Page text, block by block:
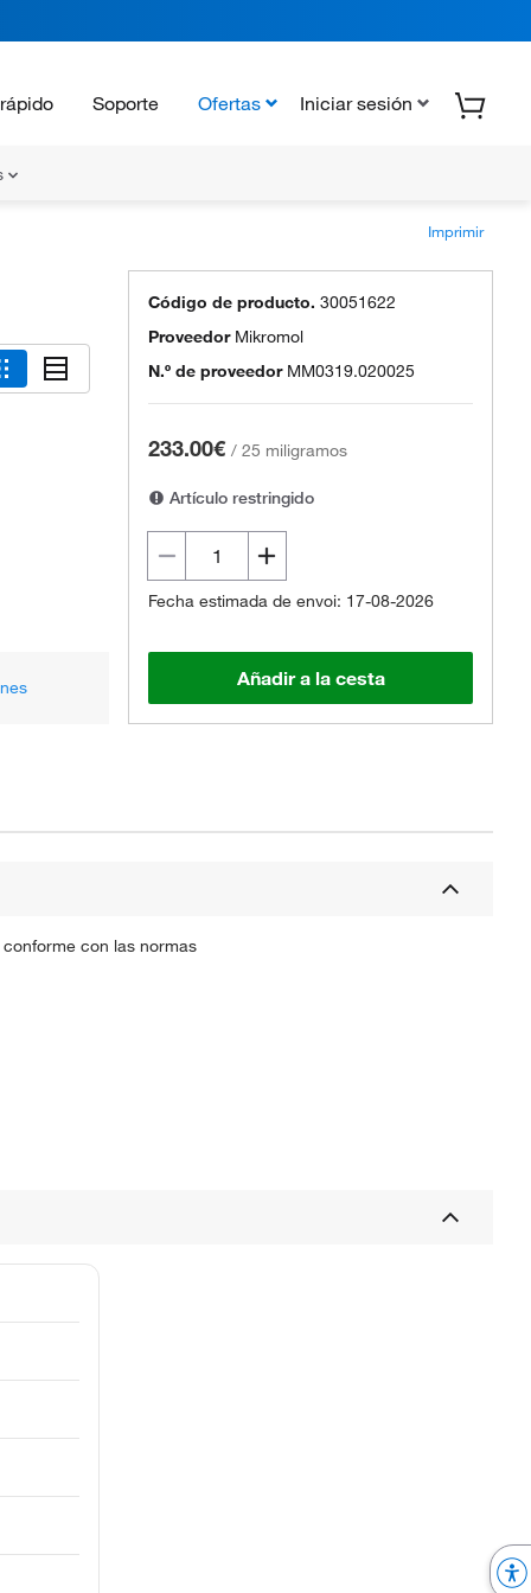
Soporte Ofertas Iniciar sesión
Imprimir
Código de producto. 30051622
Proveedor Mikromol
N.º de proveedor MM0319.020025
233.00€ / 25 miligramos
Artículo restringido
Fecha estimada de envoi: 17-08-2026
Añadir a la cesta
con las normas